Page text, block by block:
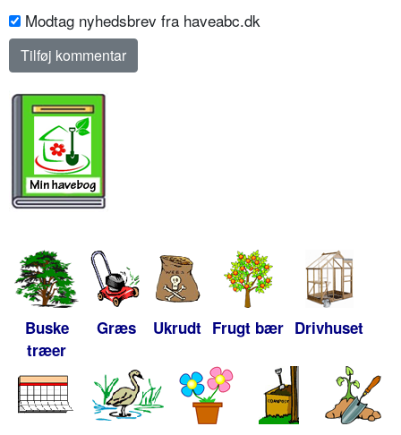
Modtag nyhedsbrev fra haveabc.dk
Buske
træer
Græs Ukrudt Frugt bær Drivhuset